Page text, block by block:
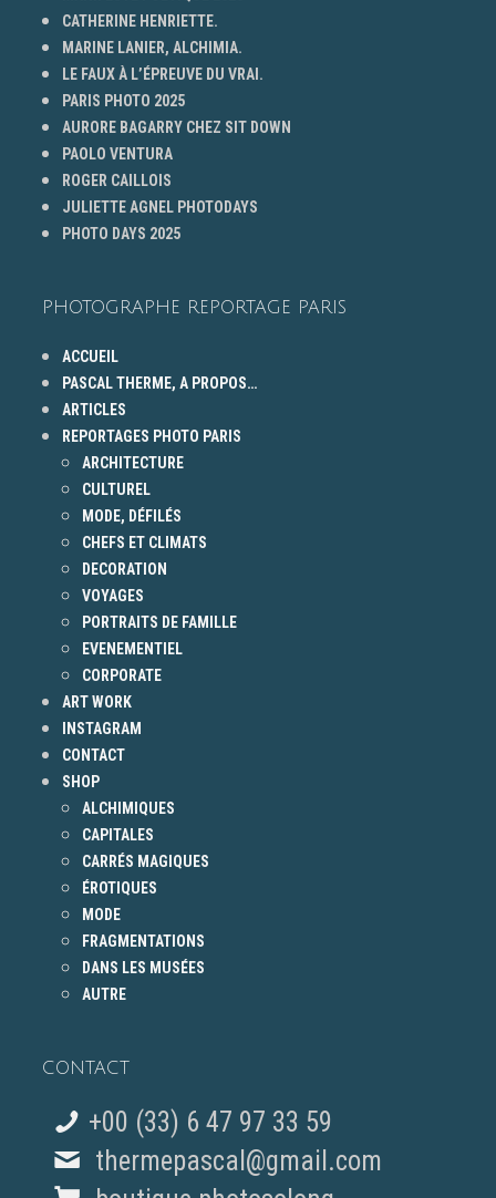
CATHERINE HENRIETTE.
MARINE LANIER, ALCHIMIA.
LE FAUX À L’ÉPREUVE DU VRAI.
PARIS PHOTO 2025
AURORE BAGARRY CHEZ SIT DOWN
PAOLO VENTURA
ROGER CAILLOIS
JULIETTE AGNEL PHOTODAYS
PHOTO DAYS 2025
PHOTOGRAPHE REPORTAGE PARIS
ACCUEIL
PASCAL THERME, A PROPOS…
ARTICLES
REPORTAGES PHOTO PARIS
ARCHITECTURE
CULTUREL
MODE, DÉFILÉS
CHEFS ET CLIMATS
DECORATION
VOYAGES
PORTRAITS DE FAMILLE
EVENEMENTIEL
CORPORATE
ART WORK
INSTAGRAM
CONTACT
SHOP
ALCHIMIQUES
CAPITALES
CARRÉS MAGIQUES
ÉROTIQUES
MODE
FRAGMENTATIONS
DANS LES MUSÉES
AUTRE
CONTACT
+00 (33) 6 47 97 33 59
thermepascal@gmail.com